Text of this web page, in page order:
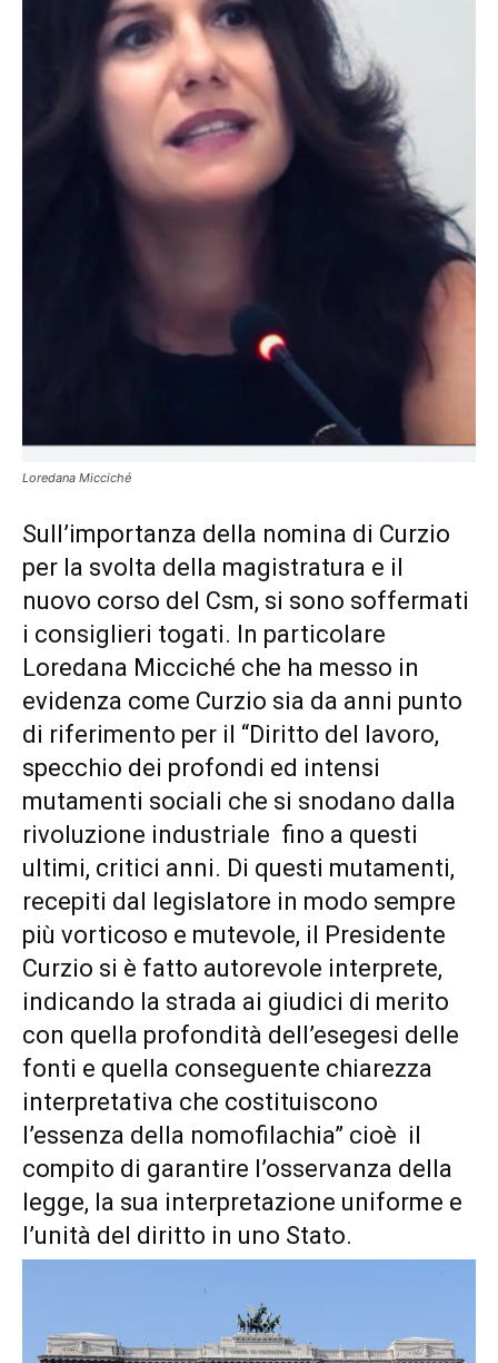
Loredana Micciché
Sull’importanza della nomina di Curzio
per la svolta della magistratura e il
nuovo corso del Csm, si sono soffermati
i consiglieri togati. In particolare
Loredana Micciché che ha messo in
evidenza come Curzio sia da anni punto
di riferimento per il “Diritto del lavoro,
specchio dei profondi ed intensi
mutamenti sociali che si snodano dalla
rivoluzione industriale fino a questi
ultimi, critici anni. Di questi mutamenti,
recepiti dal legislatore in modo sempre
più vorticoso e mutevole, il Presidente
Curzio si è fatto autorevole interprete,
indicando la strada ai giudici di merito
con quella profondità dell’esegesi delle
fonti e quella conseguente chiarezza
interpretativa che costituiscono
l’essenza della nomofilachia” cioè il
compito di garantire l’osservanza della
legge, la sua interpretazione uniforme e
l’unità del diritto in uno Stato.